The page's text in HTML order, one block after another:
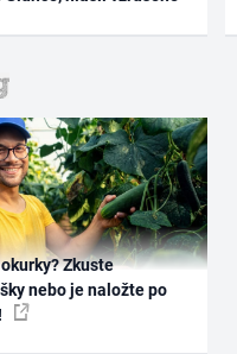
Zkuste
nebo je naložte po